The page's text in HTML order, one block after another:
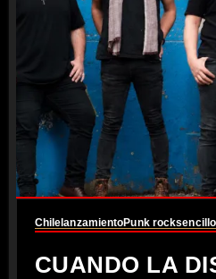
ChilelanzamientoPunk rocksencillo
CUANDO LA